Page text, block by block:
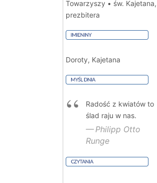
Towarzyszy • św. Kajetana,
prezbitera
Doroty, Kajetana
Radość z kwiatów to
ślad raju w nas.
Philipp Otto
Runge